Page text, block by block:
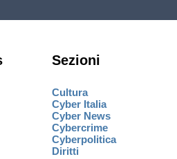
Sezioni
Cultura
Cyber Italia
Cyber News
Cybercrime
Cyberpolitica
Diritti